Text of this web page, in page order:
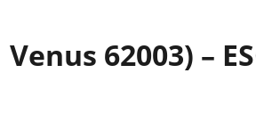
Venus 62003) –